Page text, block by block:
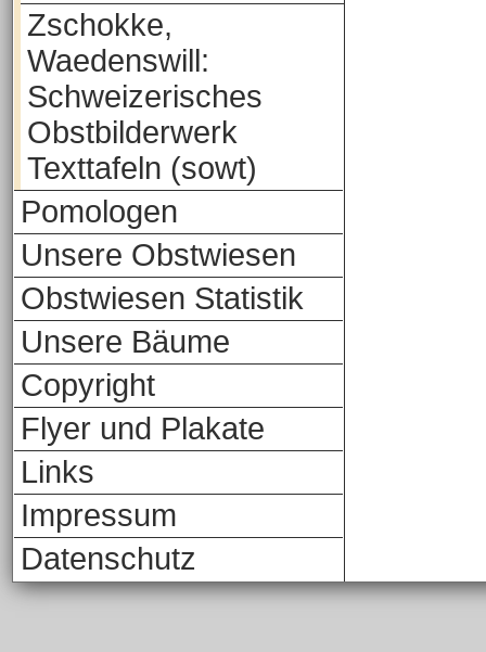
Zschokke,
Waedenswill:
Schweizerisches
Obstbilderwerk
Texttafeln (sowt)
Pomologen
Unsere Obstwiesen
Obstwiesen Statistik
Unsere Bäume
Copyright
Flyer und Plakate
Links
Impressum
Datenschutz